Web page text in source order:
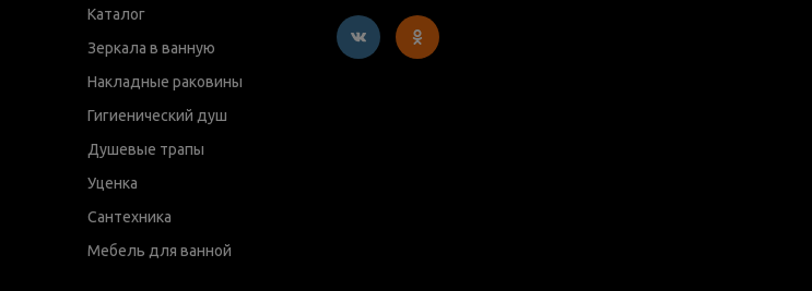
Каталог
Зеркала в ванную
Накладные раковины
Гигиенический душ
Душевые трапы
Уценка
Сантехника
Мебель для ванной